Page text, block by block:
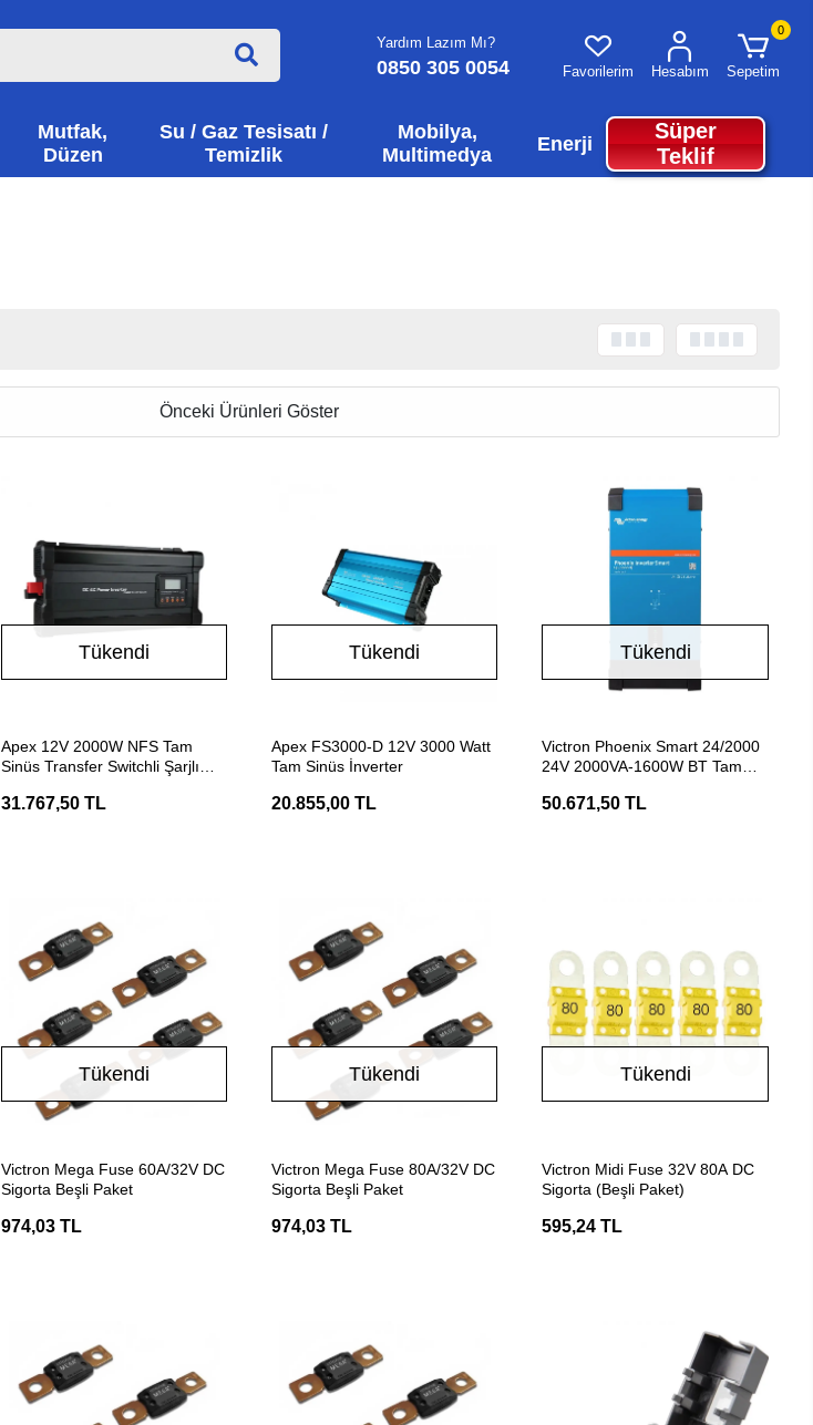
Yardım Lazım Mı?
0850 305 0054 Favorilerim Hesabım
0
Sepetim
Mutfak,
Düzen
Su / Gaz Tesisatı /
Temizlik
Mobilya,
Multimedya
Enerji
Süper
Teklif
Önceki Ürünleri Göster
Tükendi
Apex 12V 2000W NFS Tam
Sinüs Transfer Switchli Şarjlı
31.767,50 TL
Tükendi
Apex FS3000-D 12V 3000 Watt
Tam Sinüs İnverter
20.855,00 TL
Tükendi
Victron Phoenix Smart 24/2000
24V 2000VA-1600W BT Tam
50.671,50 TL
Tükendi
Victron Mega Fuse 60A/32V DC
Sigorta Beşli Paket
974,03 TL
Tükendi
Victron Mega Fuse 80A/32V DC
Sigorta Beşli Paket
974,03 TL
Tükendi
Victron Midi Fuse 32V 80A DC
Sigorta (Beşli Paket)
595,24 TL